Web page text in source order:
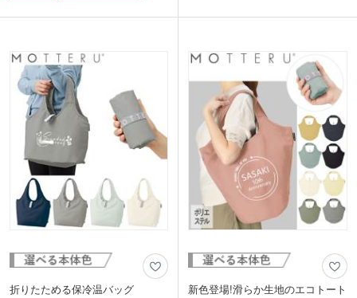
フェアトレードとは発展途上国の原料や
援する活動です。SDGs関連のキャンペ
ーン販促品やフェアトレード関連フード
の案件など素材の特性を生かした案件な
どにご提案いただけます。
表面には1色印刷またはフルカラー印刷
もトレンドを抑えたエコバッグは販促効
折りたためる保冷温バッグ 新色登場!滑らか生地のエコトート